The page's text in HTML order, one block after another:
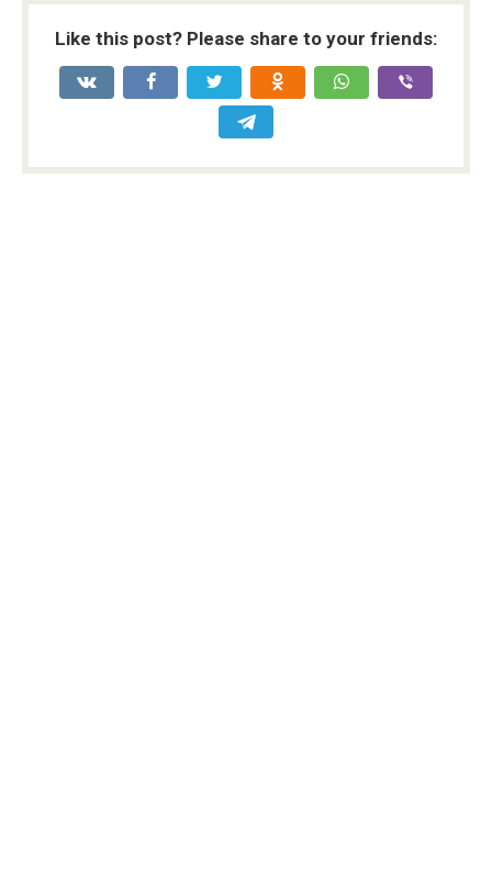
Like this post? Please share to your friends: